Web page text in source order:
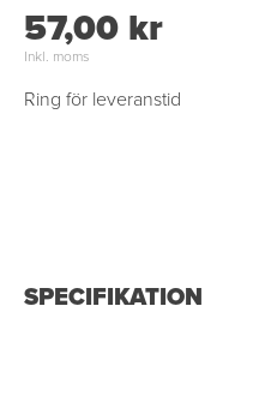
57,00 kr
Inkl. moms
Ring för leveranstid
SPECIFIKATION